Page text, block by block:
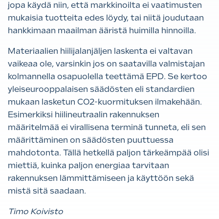
jopa käydä niin, että markkinoilta ei vaatimusten
mukaisia tuotteita edes löydy, tai niitä joudutaan
hankkimaan maailman ääristä huimilla hinnoilla.
Materiaalien hiilijalanjäljen laskenta ei valtavan
vaikeaa ole, varsinkin jos on saatavilla valmistajan
kolmannella osapuolella teettämä EPD. Se kertoo
yleiseurooppalaisen säädösten eli standardien
mukaan lasketun CO2-kuormituksen ilmakehään.
Esimerkiksi hiilineutraalin rakennuksen
määritelmää ei virallisena terminä tunneta, eli sen
määrittäminen on säädösten puuttuessa
mahdotonta. Tällä hetkellä paljon tärkeämpää olisi
miettiä, kuinka paljon energiaa tarvitaan
rakennuksen lämmittämiseen ja käyttöön sekä
mistä sitä saadaan.
Timo Koivisto